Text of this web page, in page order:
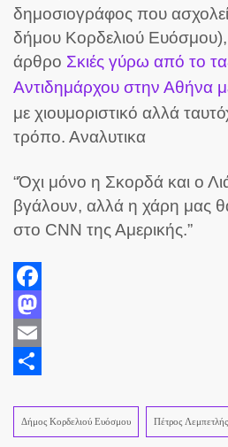
δημοσιογράφος που
δήμου Κορδελιού
άρθρο Σκιές γύρω από το
Αντιδημάρχου στην Αθήνα
με χιουμοριστικό αλλά
τρόπο. Αναλυτικα
“Όχι μόνο η Σκορδά και ο
βγάλουν, αλλά η χάρη μας
στο CNN της Αμερικής.”
Facebook
Mastodon
Email
Δήμος Κορδελιού Ευόσμου Πέτρος Λεμπετλής